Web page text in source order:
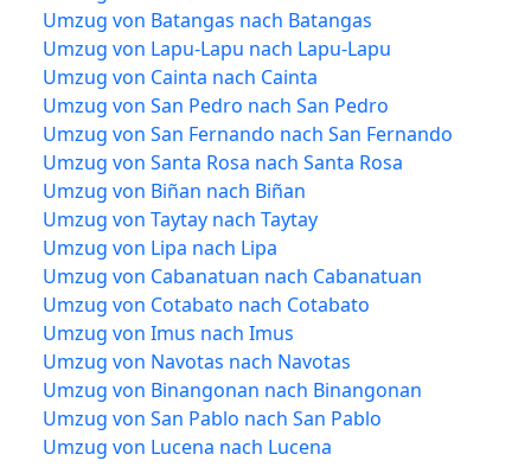
Umzug von Batangas nach Batangas
Umzug von Lapu-Lapu nach Lapu-Lapu
Umzug von Cainta nach Cainta
Umzug von San Pedro nach San Pedro
Umzug von San Fernando nach San Fernando
Umzug von Santa Rosa nach Santa Rosa
Umzug von Biñan nach Biñan
Umzug von Taytay nach Taytay
Umzug von Lipa nach Lipa
Umzug von Cabanatuan nach Cabanatuan
Umzug von Cotabato nach Cotabato
Umzug von Imus nach Imus
Umzug von Navotas nach Navotas
Umzug von Binangonan nach Binangonan
Umzug von San Pablo nach San Pablo
Umzug von Lucena nach Lucena